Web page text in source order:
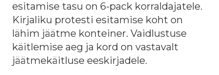
esitamise tasu on 6-pack korraldajatele.
Kirjaliku protesti esitamise koht on
lähim jäätme konteiner. Vaidlustuse
käitlemise aeg ja kord on vastavalt
jäätmekäitluse eeskirjadele.